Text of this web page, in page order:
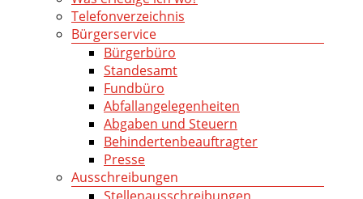
Telefonverzeichnis
Bürgerservice
Bürgerbüro
Standesamt
Fundbüro
Abfallangelegenheiten
Abgaben und Steuern
Behindertenbeauftragter
Presse
Ausschreibungen